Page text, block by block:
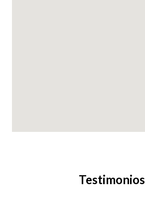
Testimonios